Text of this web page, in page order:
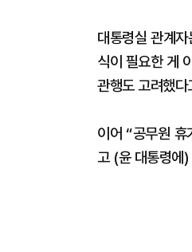
대통령실 관계
식이 필요한 게
관행도 고려했다
이어 “공무원
고 (윤 대통령에